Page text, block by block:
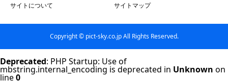
サイトについて サイトマップ
Copyright © pict-sky.co.jp All Rights Reserved.
Deprecated: PHP Startup: Use of
mbstring.internal_encoding is deprecated in Unknown on
line0